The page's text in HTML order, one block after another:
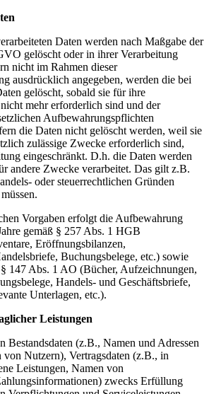
Daten werden nach Maßgabe der
gelöscht oder in ihrer Verarbeitung
nicht im Rahmen dieser
ausdrücklich angegeben, werden die bei
gelöscht, sobald sie für ihre
mehr erforderlich sind und der
Aufbewahrungspflichten
die Daten nicht gelöscht werden, weil sie
zulässige Zwecke erforderlich sind,
eingeschränkt. D.h. die Daten werden
andere Zwecke verarbeitet. Das gilt z.B.
oder steuerrechtlichen Gründen
Vorgaben erfolgt die Aufbewahrung
gemäß § 257 Abs. 1 HGB
Eröffnungsbilanzen,
Buchungsbelege, etc.) sowie
147 Abs. 1 AO (Bücher, Aufzeichnungen,
Handels- und Geschäftsbriefe,
Unterlagen, etc.).
Leistungen
Bestandsdaten (z.B., Namen und Adressen
Nutzern), Vertragsdaten (z.B., in
Leistungen, Namen von
zwecks Erfüllung